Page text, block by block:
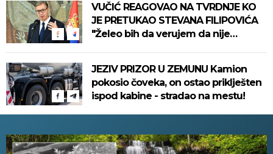
VUČIĆ REAGOVAO NA TVRDNJE KO
JE PRETUKAO STEVANA FILIPOVIĆA
"Želeo bih da verujem da nije
JEZIV PRIZOR U ZEMUNU Kamion
pokosio čoveka, on ostao priklješten
ispod kabine - stradao na mestu!